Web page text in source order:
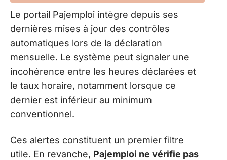
Le portail Pajemploi intègre depuis ses
dernières mises à jour des contrôles
automatiques lors de la déclaration
mensuelle. Le système peut signaler une
incohérence entre les heures déclarées et
le taux horaire, notamment lorsque ce
dernier est inférieur au minimum
conventionnel.
Ces alertes constituent un premier filtre
utile. En revanche, Pajemploi ne vérifie pas